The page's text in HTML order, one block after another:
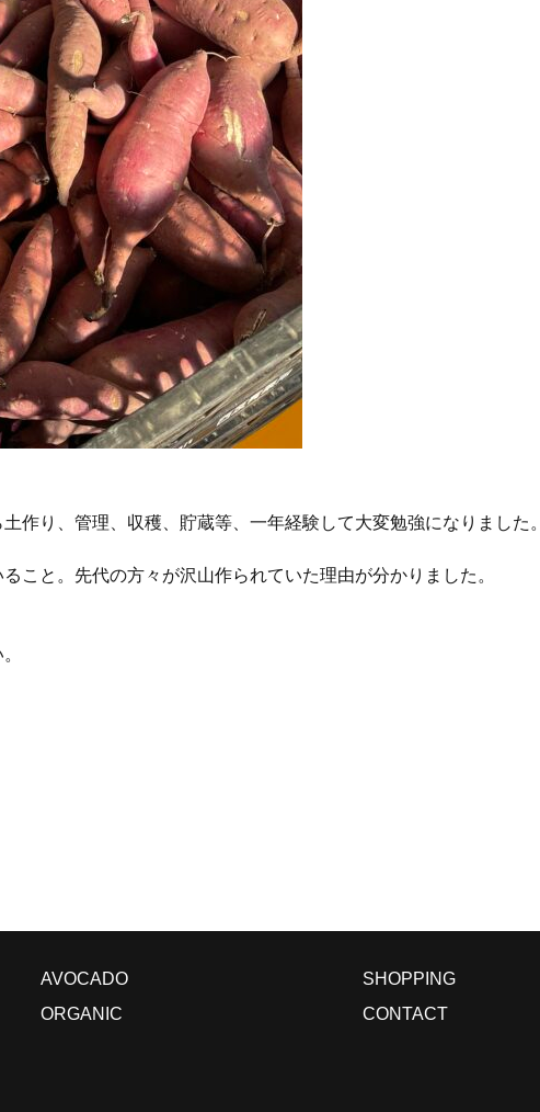
作り、管理、収穫、貯蔵等、一年経験して大変勉強になりました。
こと。先代の方々が沢山作られていた理由が分かりました。
AVOCADO
ORGANIC
SHOPPING
CONTACT